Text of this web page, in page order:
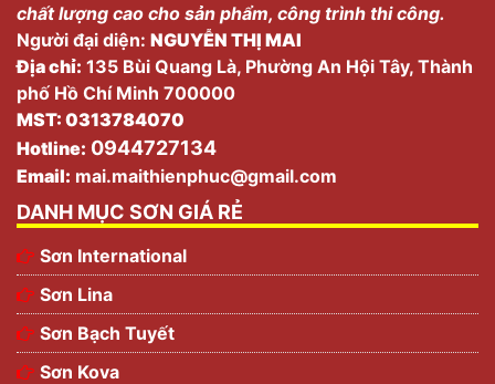
chất lượng cao cho sản phẩm, công trình thi công.
Người đại diện: NGUYỄN THỊ MAI
Địa chỉ: 135 Bùi Quang Là, Phường An Hội Tây, Thành
phố Hồ Chí Minh 700000
MST: 0313784070
Hotline: 0944727134
Email: mai.maithienphuc@gmail.com
DANH MỤC SƠN GIÁ RẺ
Sơn International
Sơn Lina
Sơn Bạch Tuyết
Sơn Kova